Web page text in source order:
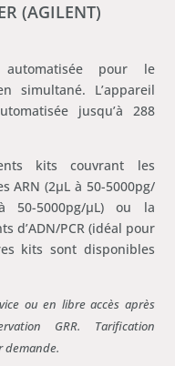
(AGILENT)
automatisée pour le
simultané. L’appareil
jusqu’à 288
kits couvrant les
ARN (2µL à 50-5000pg/
50-5000pg/µL) ou la
d’ADN/PCR (idéal pour
kits sont disponibles
ou en libre accès après
GRR. Tarification
demande.